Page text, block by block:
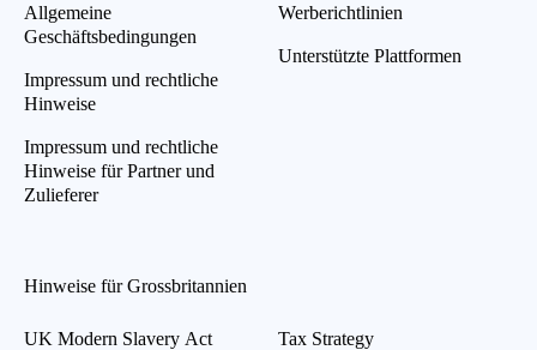
Allgemeine
Geschäftsbedingungen
Impressum und rechtliche
Hinweise
Impressum und rechtliche
Hinweise für Partner und
Zulieferer
Werberichtlinien
Unterstützte Plattformen
Hinweise für Grossbritannien
UK Modern Slavery Act
Tax Strategy